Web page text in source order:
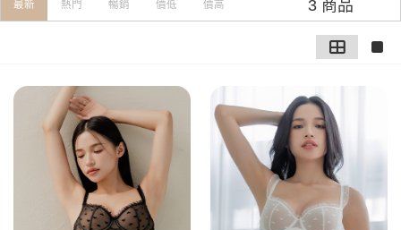
最新 熱門 暢銷 價低 價高 3 商品